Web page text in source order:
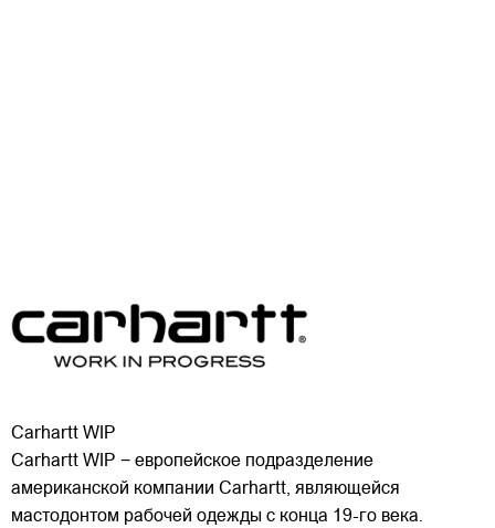
Carhartt WIP
Carhartt WIP − европейское подразделение
американской компании Carhartt, являющейся
мастодонтом рабочей одежды с конца 19-го века.